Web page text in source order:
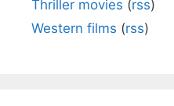
Thriller movies (rss)
Western films (rss)